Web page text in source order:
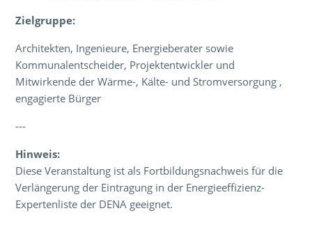
Zielgruppe:
Architekten, Ingenieure, Energieberater sowie
Kommunalentscheider, Projektentwickler und
Mitwirkende der Wärme-, Kälte- und Stromversorgung ,
engagierte Bürger
---
Hinweis:
Diese Veranstaltung ist als Fortbildungsnachweis für die
Verlängerung der Eintragung in der Energieeffizienz-
Expertenliste der DENA geeignet.